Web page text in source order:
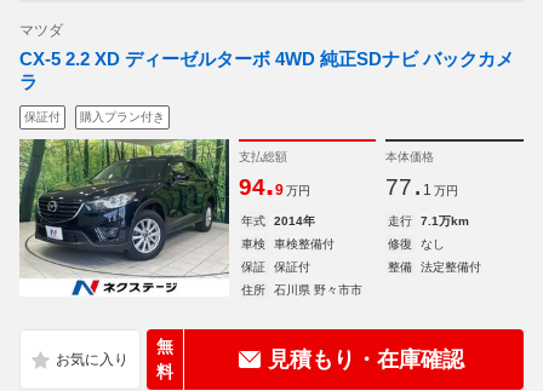
マツダ
CX-5 2.2 XD ディーゼルターボ 4WD 純正SDナビ バックカメ
ラ
保証付 購入プラン付き
支払総額
94.9 万円
本体価格
77. 1 万円
年式 2014年 走行
7.1万km
車検
車検整備付 修復
なし
保証
保証付 整備
法定整備付
住所
石川県 野々市市
無
料
見積もり・在庫確認